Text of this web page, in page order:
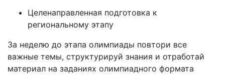
Целенаправленная подготовка к
региональному этапу
За неделю до этапа олимпиады повтори все
важные темы, структурируй знания и отработай
материал на заданиях олимпиадного формата